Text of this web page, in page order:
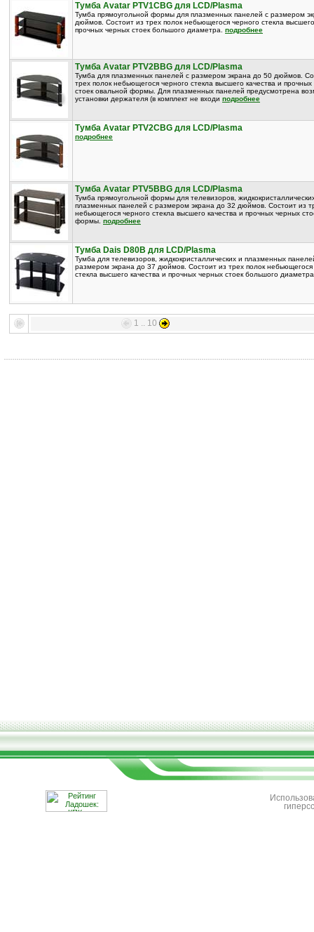
Тумба Avatar PTV1CBG для LCD/Plasma
Тумба прямоугольной формы для плазменных панелей с размером
дюймов. Состоит из трех полок небьющегося черного стекла
прочных черных стоек большого диаметра. подробнее
Тумба Avatar PTV2BBG для LCD/Plasma
Тумба для плазменных панелей с размером экрана до 50 дюймов.
трех полок небьющегося черного стекла высшего качества и
стоек овальной формы. Для плазменных панелей предусмотрена
установки держателя (в комплект не входи подробнее
Тумба Avatar PTV2CBG для LCD/Plasma
подробнее
Тумба Avatar PTV5BBG для LCD/Plasma
Тумба прямоугольной формы для телевизоров,
плазменных панелей с размером экрана до 32 дюймов. Состоит из
небьющегося черного стекла высшего качества и прочных черных
формы. подробнее
Тумба Dais D80B для LCD/Plasma
Тумба для телевизоров, жидкокристаллических и плазменных
размером экрана до 37 дюймов. Состоит из трех полок небьющегося
стекла высшего качества и прочных черных стоек большого
1 .. 10